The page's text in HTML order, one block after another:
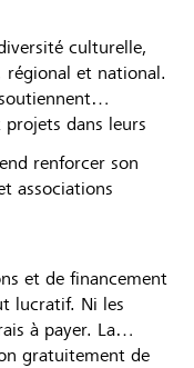
culturelle,
régional et national.
dans leurs
renforcer son
associations
et de financement
lucratif. Ni les
à payer. La
gratuitement de